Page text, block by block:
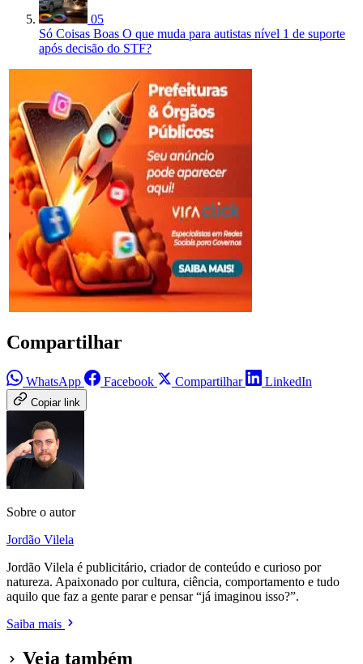
05
Só Coisas Boas O que muda para autistas nível 1 de suporte
após decisão do STF?
Compartilhar
WhatsApp Facebook Compartilhar LinkedIn
Copiar link
Sobre o autor
Jordão Vilela
Jordão Vilela é publicitário, criador de conteúdo e curioso por
natureza. Apaixonado por cultura, ciência, comportamento e tudo
aquilo que faz a gente parar e pensar “já imaginou isso?”.
Saiba mais
Veja também